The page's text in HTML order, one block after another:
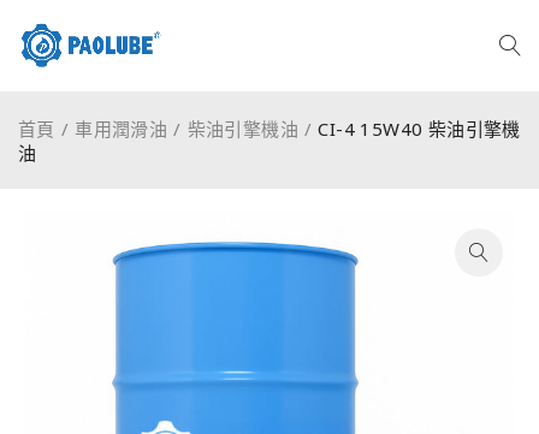
首頁 / 車用潤滑油 / 柴油引擎機油 / CI-4 15W40 柴油引擎機
油